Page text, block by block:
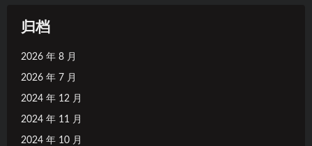
归档
2026 年 8 月
2026 年 7 月
2024 年 12 月
2024 年 11 月
2024 年 10 月